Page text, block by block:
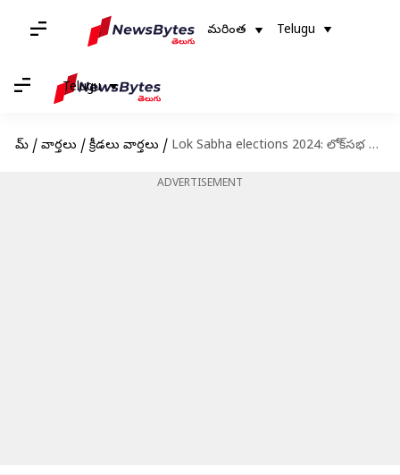
మరింత Telugu
Telugu
హోమ్ / వార్తలు / క్రీడలు వార్తలు / Lok Sabha elections 2024: లోక్‌సభ ఎన్నికల్లో పోటీ.. ఖండించిన యువరాజ్
ADVERTISEMENT